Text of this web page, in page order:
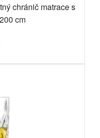
chránič matrace s
cm